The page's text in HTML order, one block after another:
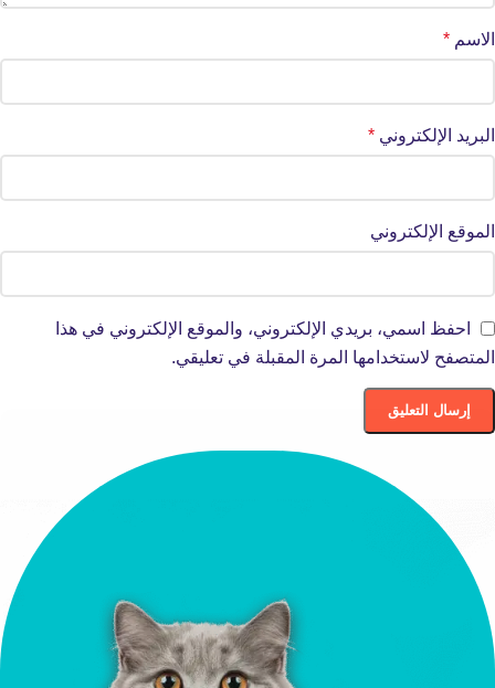
الاسم *
البريد الإلكتروني *
الموقع الإلكتروني
احفظ اسمي، بريدي الإلكتروني، والموقع الإلكتروني في هذا
المتصفح لاستخدامها المرة المقبلة في تعليقي.